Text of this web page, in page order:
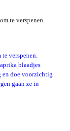
te verspenen.
verspenen.
blaadjes
en doe voorzichtig
gaan ze in